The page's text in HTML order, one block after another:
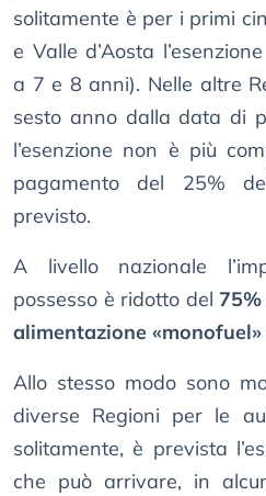
solitamente è per i primi
e Valle d’Aosta
a 7 e 8 anni). Nelle altre
sesto anno dalla data di
l’esenzione non è più
pagamento del 25%
previsto.
A livello nazionale
possesso è ridotto del 75%
alimentazione
Allo stesso modo sono
diverse Regioni per le
solitamente, è prevista
che può arrivare, in